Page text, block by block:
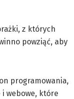
z których
powziąć, aby
programowania,
webowe, które